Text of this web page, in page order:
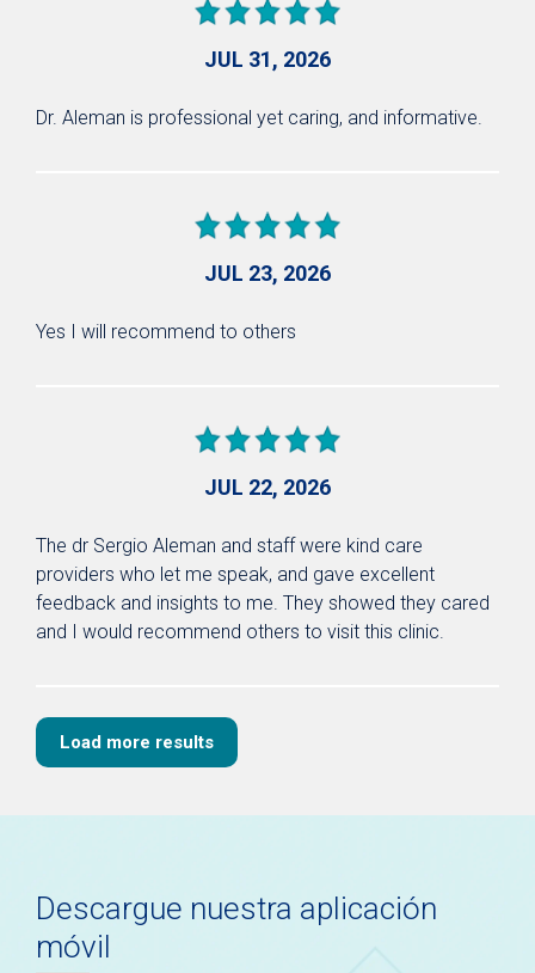
JUL 31, 2026
Dr. Aleman is professional yet caring, and informative.
JUL 23, 2026
Yes I will recommend to others
JUL 22, 2026
The dr Sergio Aleman and staff were kind care
providers who let me speak, and gave excellent
feedback and insights to me. They showed they cared
and I would recommend others to visit this clinic.
Load more results
Descargue nuestra aplicación
móvil